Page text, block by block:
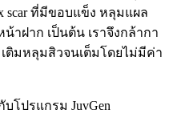
scar ที่มีขอบแข็ง หลุมแผล
าฝาก เป็นต้น เราจึงกล้ากา
ติมหลุมสิวจนเต็มโดยไม่มีค่า
บโปรแกรม JuvGen